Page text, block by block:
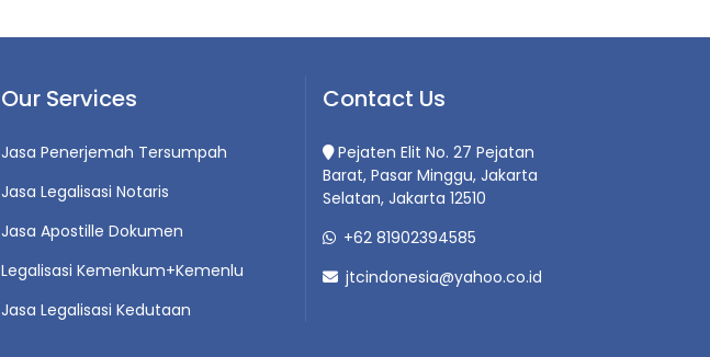
Our Services
Jasa Penerjemah Tersumpah
Jasa Legalisasi Notaris
Jasa Apostille Dokumen
Legalisasi Kemenkum+Kemenlu
Jasa Legalisasi Kedutaan
Contact Us
Pejaten Elit No. 27 Pejatan
Barat, Pasar Minggu, Jakarta
Selatan, Jakarta 12510
+62 81902394585
jtcindonesia@yahoo.co.id